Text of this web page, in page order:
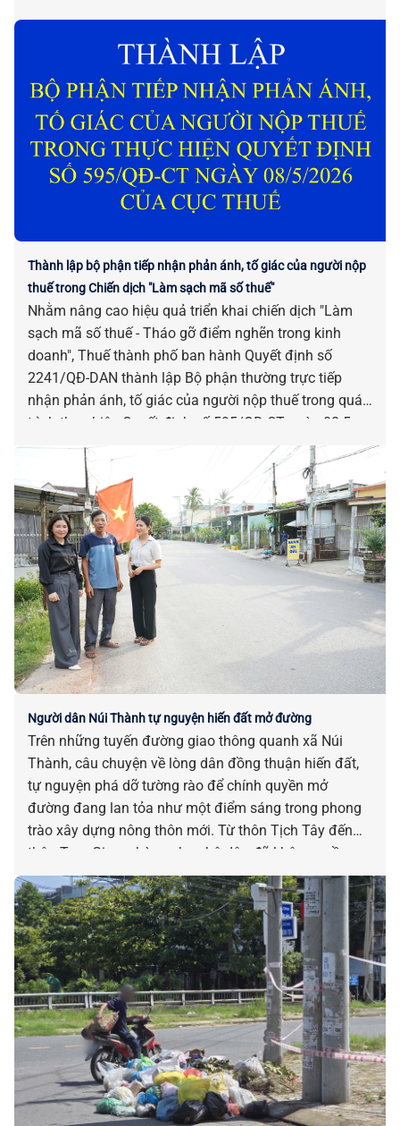
hình thức cá độ bóng đá trên không gian mạng với
Thành lập bộ phận tiếp nhận phản ánh, tố giác của người nộp
thuế trong Chiến dịch "Làm sạch mã số thuế"
Nhằm nâng cao hiệu quả triển khai chiến dịch "Làm
sạch mã số thuế - Tháo gỡ điểm nghẽn trong kinh
doanh", Thuế thành phố ban hành Quyết định số
2241/QĐ-DAN thành lập Bộ phận thường trực tiếp
nhận phản ánh, tố giác của người nộp thuế trong quá
trình thực hiện Quyết định số 595/QĐ-CT ngày 08-5-
2026 của Cục Thuế.
Người dân Núi Thành tự nguyện hiến đất mở đường
Trên những tuyến đường giao thông quanh xã Núi
Thành, câu chuyện về lòng dân đồng thuận hiến đất,
tự nguyện phá dỡ tường rào để chính quyền mở
đường đang lan tỏa như một điểm sáng trong phong
trào xây dựng nông thôn mới. Từ thôn Tịch Tây đến
thôn Tam Giang, hàng chục hộ dân đã không ngần
ngại “nhường” một phần đất đai, tài sản của gia đình
mình để đổi lấy những con đường rộng rãi, khang
trang cho quê hương.